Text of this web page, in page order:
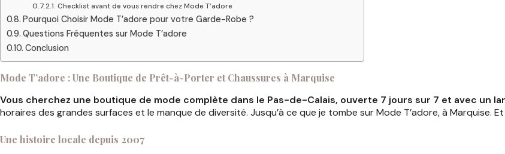
Checklist avant de vous rendre chez Mode T’adore
Pourquoi Choisir Mode T’adore pour votre Garde-Robe ?
Questions Fréquentes sur Mode T’adore
Conclusion
Mode T’adore : Une Boutique de Prêt-à-Porter et Chaussures à Marquise
Vous cherchez une boutique de mode complète dans le Pas-de-Calais, ouverte 7 jours sur 7 et avec un
horaires des grandes surfaces et le manque de diversité. Jusqu’à ce que je tombe sur Mode T’adore, à Marquise.
Une histoire locale depuis 2007